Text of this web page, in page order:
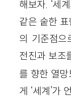
해보자. ‘세
같은 숱한 표
의 기준점으
전진과 보조
를 향한 열
게 ‘세계’가